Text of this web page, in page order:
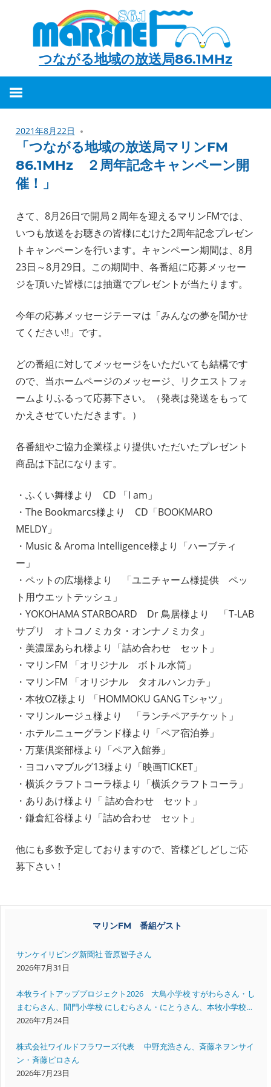
つながる地域の放送局86.1MHz
つ
な
る
域
の
放
送
局
86.1MHz
2021年8月22日
「つながる地域の放送局マリンFM
86.1MHz ２周年記念キャンペーン開
催！」
さて、8月26日で開局２周年を迎えるマリンFMでは、
いつも放送をお聴きの皆様にむけた2周年記念プレゼン
トキャンペーンを行います。キャンペーン期間は、8月
23日～8月29日。この期間中、各番組に応募メッセー
ジを頂いた皆様には抽選でプレゼントが当たります。
今年の応募メッセージテーマは「みんなの夢を聞かせ
てください!!」です。
どの番組に対してメッセージをいただいても結構です
ので、当ホームページのメッセージ、リクエストフォ
ームよりふるって応募下さい。（発表は発送をもって
かえさせていただきます。）
各番組やご協力企業様より提供いただいたプレゼント
商品は下記になります。
・ふくい舞様より CD 「I am」
・The Bookmarcs様より CD「BOOKMARO
MELDY」
・Music & Aroma Intelligence様より「ハーブティ
ー」
・ペットの広場様より 「ユニチャーム様提供 ペッ
ト用ウエットテッシュ」
・YOKOHAMA STARBOARD Dr 鳥居様より 「T-LAB
サプリ オトコノミカタ・オンナノミカタ」
・美濃屋あられ様より「詰め合わせ セット」
・マリンFM 「オリジナル ボトル水筒」
・マリンFM 「オリジナル タオルハンカチ」
・本牧OZ様より 「HOMMOKU GANG Tシャツ」
・マリンルージュ様より 「ランチペアチケット」
・ホテルニューグランド様より「ペア宿泊券」
・万葉倶楽部様より「ペア入館券」
・ヨコハマブルグ13様より「映画TICKET」
・横浜クラフトコーラ様より「横浜クラフトコーラ」
・ありあけ様より「 詰め合わせ セット」
・鎌倉紅谷様より「詰め合わせ セット」
他にも多数予定しておりますので、皆様どしどしご応
募下さい！
マリンFM 番組ゲスト
サンケイリビング新聞社 菅原智子さん
2026年7月31日
本牧ライトアッププロジェクト2026 大鳥小学校 すがわらさん・し
まむらさん、間門小学校 にしむらさん・にとうさん、本牧小学校
いいださん・すえよしさん
2026年7月24日
株式会社ワイルドフラワーズ代表 中野充浩さん、斉藤ネヲンサイ
ン・斉藤ピロさん
2026年7月23日